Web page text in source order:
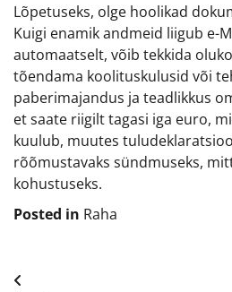
Lõpetuseks, olge hoolikad
Kuigi enamik andmeid liigub e-
automaatselt, võib tekkida
tõendama koolituskulusid või
paberimajandus ja teadlikkus
et saate riigilt tagasi iga euro,
kuulub, muutes
rõõmustavaks sündmuseks,
kohustuseks.
Posted in Raha
Navigeerimine